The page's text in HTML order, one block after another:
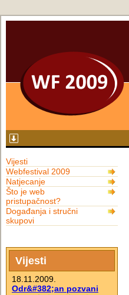
Vijesti
Webfestival 2009
Natjecanje
Što je web
pristupačnost?
Događanja i stručni
skupovi
Vijesti
18.11.2009.
Odr&#382;an pozvani